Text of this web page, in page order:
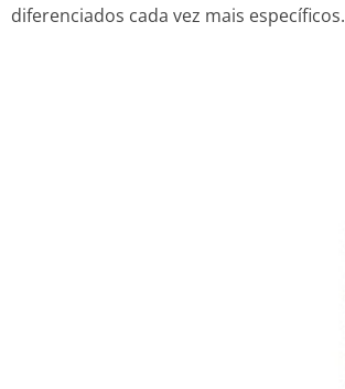
diferenciados cada vez mais específicos.